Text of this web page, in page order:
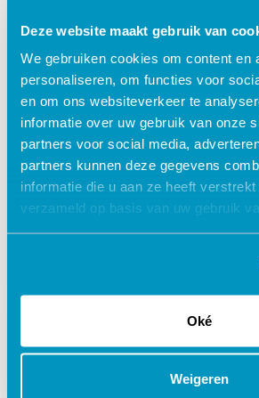
Deze website maakt gebruik van
We gebruiken cookies om content en
personaliseren, om functies voor
en om ons websiteverkeer te
informatie over uw gebruik van onze
partners voor social media,
partners kunnen deze gegevens
informatie die u aan ze heeft
verzameld op basis van uw gebruik
Oké
Weigeren
Intratracheaal uitzuigen
geaccrediteerd + certificaat